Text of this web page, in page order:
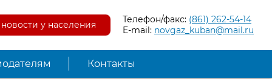
у населения Телефон/факс: (861) 262-54-14
E-mail: novgaz_kuban@mail.ru
Контакты